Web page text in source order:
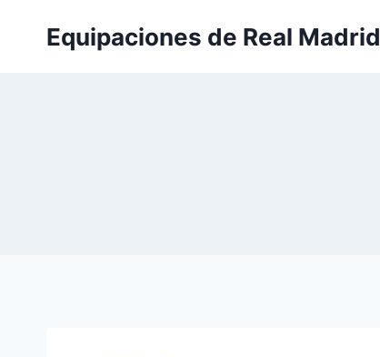
Equipaciones de Real Madrid